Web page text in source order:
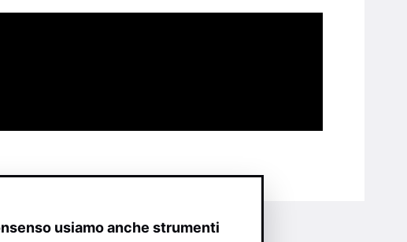
usiamo anche strumenti